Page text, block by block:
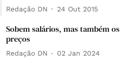
Redação DN 24 Out 2015
Sobem salários, mas também os
preços
Redação DN 02 Jan 2024